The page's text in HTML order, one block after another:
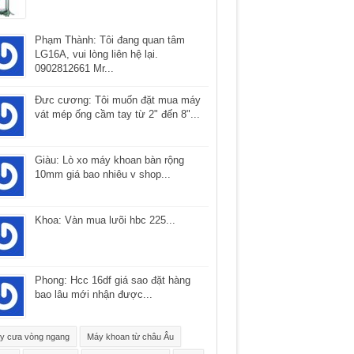
Phạm Thành: Tôi đang quan tâm
LG16A, vui lòng liên hệ lại.
0902812661 Mr...
Ðưc cương: Tôi muốn đặt mua máy
vát mép ống cầm tay từ 2" đến 8"...
Giàu: Lò xo máy khoan bàn rộng
10mm giá bao nhiêu v shop...
Khoa: Vàn mua lưõi hbc 225...
Phong: Hcc 16df giá sao đặt hàng
bao lâu mới nhận được...
cưa vòng ngang Máy khoan từ châu Âu